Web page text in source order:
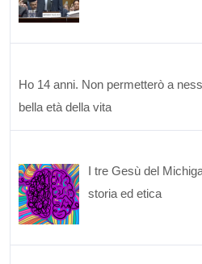
Ho 14 anni. Non permetterò a
bella età della vita
I tre Gesù del
storia ed etica